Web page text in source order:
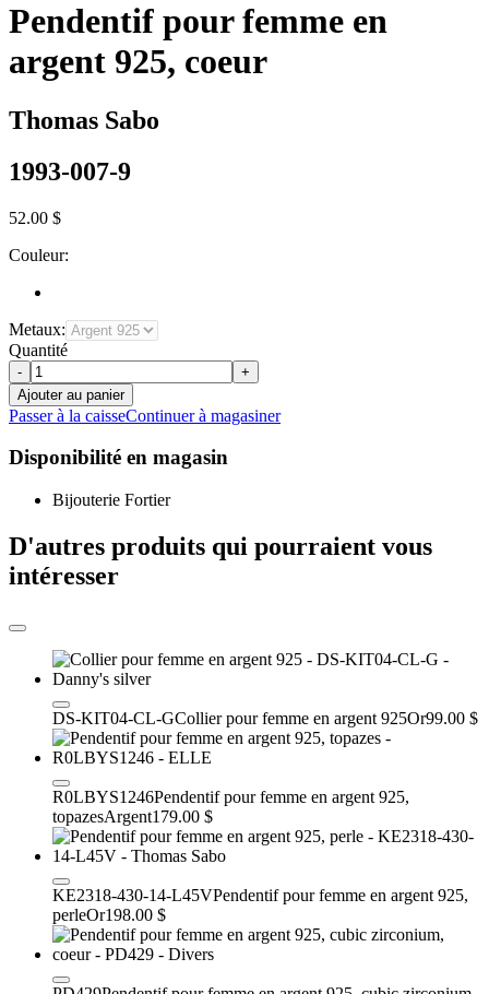
Pendentif pour femme en
argent 925, coeur
Thomas Sabo
1993-007-9
52.00 $
Couleur:
Metaux:
Quantité
-
+
Ajouter au panier
Passer à la caisseContinuer à magasiner
Disponibilité en magasin
Bijouterie Fortier
D'autres produits qui pourraient vous
intéresser
DS-KIT04-CL-GCollier pour femme en argent 925Or99.00 $
R0LBYS1246Pendentif pour femme en argent 925,
topazesArgent179.00 $
KE2318-430-14-L45VPendentif pour femme en argent 925,
perleOr198.00 $